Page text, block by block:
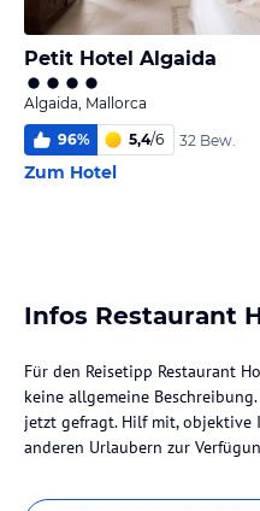
Petit Hotel Algaida
Algaida, Mallorca
96% 5,4/6 32 Bew.
Zum Hotel
Infos Restaurant
Für den Reisetipp Restaurant
keine allgemeine
jetzt gefragt. Hilf mit, objektive
anderen Urlaubern zur